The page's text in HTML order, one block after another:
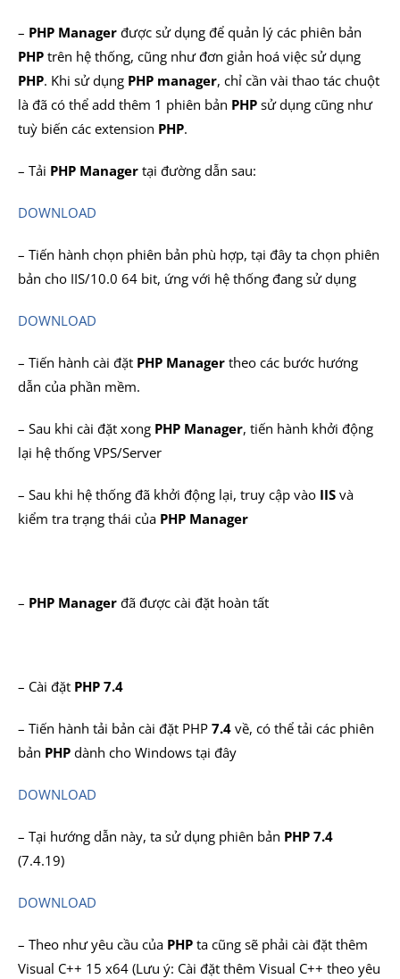
– PHP Manager được sử dụng để quản lý các phiên bản
PHP trên hệ thống, cũng như đơn giản hoá việc sử dụng
PHP. Khi sử dụng PHP manager, chỉ cần vài thao tác chuột
là đã có thể add thêm 1 phiên bản PHP sử dụng cũng như
tuỳ biến các extension PHP.
– Tải PHP Manager tại đường dẫn sau:
DOWNLOAD
– Tiến hành chọn phiên bản phù hợp, tại đây ta chọn phiên
bản cho IIS/10.0 64 bit, ứng với hệ thống đang sử dụng
DOWNLOAD
– Tiến hành cài đặt PHP Manager theo các bước hướng
dẫn của phần mềm.
– Sau khi cài đặt xong PHP Manager, tiến hành khởi động
lại hệ thống VPS/Server
– Sau khi hệ thống đã khởi động lại, truy cập vào IIS và
kiểm tra trạng thái của PHP Manager
– PHP Manager đã được cài đặt hoàn tất
– Cài đặt PHP 7.4
– Tiến hành tải bản cài đặt PHP 7.4 về, có thể tải các phiên
bản PHP dành cho Windows tại đây
DOWNLOAD
– Tại hướng dẫn này, ta sử dụng phiên bản PHP 7.4
(7.4.19)
DOWNLOAD
– Theo như yêu cầu của PHP ta cũng sẽ phải cài đặt thêm
Visual C++ 15 x64 (Lưu ý: Cài đặt thêm Visual C++ theo yêu